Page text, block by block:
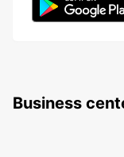
Business